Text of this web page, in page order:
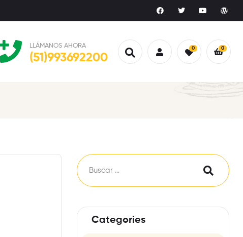
LLÁMANOS AHORA
(51)993692200
0 0
Categories